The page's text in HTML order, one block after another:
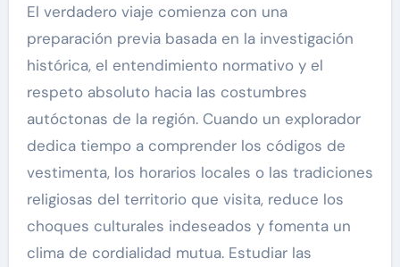
El verdadero viaje comienza con una
preparación previa basada en la investigación
histórica, el entendimiento normativo y el
respeto absoluto hacia las costumbres
autóctonas de la región. Cuando un explorador
dedica tiempo a comprender los códigos de
vestimenta, los horarios locales o las tradiciones
religiosas del territorio que visita, reduce los
choques culturales indeseados y fomenta un
clima de cordialidad mutua. Estudiar las